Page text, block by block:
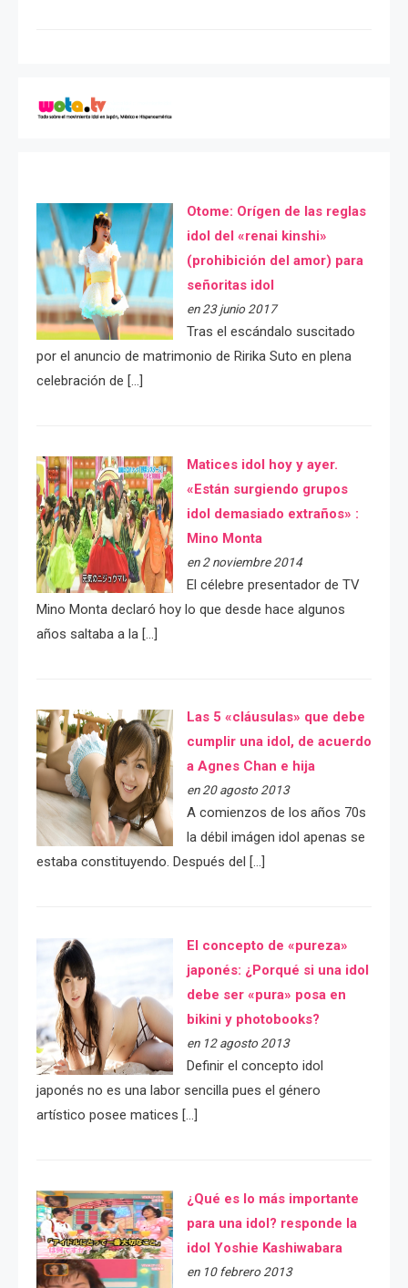
Otome: Orígen de las reglas
idol del «renai kinshi»
(prohibición del amor) para
señoritas idol
en 23 junio 2017
Tras el escándalo suscitado
por el anuncio de matrimonio de Ririka Suto en plena
celebración de […]
Matices idol hoy y ayer.
«Están surgiendo grupos
idol demasiado extraños» :
Mino Monta
en 2 noviembre 2014
El célebre presentador de TV
Mino Monta declaró hoy lo que desde hace algunos
años saltaba a la […]
Las 5 «cláusulas» que debe
cumplir una idol, de acuerdo
a Agnes Chan e hija
en 20 agosto 2013
A comienzos de los años 70s
la débil imágen idol apenas se
estaba constituyendo. Después del […]
El concepto de «pureza»
japonés: ¿Porqué si una idol
debe ser «pura» posa en
bikini y photobooks?
en 12 agosto 2013
Definir el concepto idol
japonés no es una labor sencilla pues el género
artístico posee matices […]
¿Qué es lo más importante
para una idol? responde la
idol Yoshie Kashiwabara
en 10 febrero 2013